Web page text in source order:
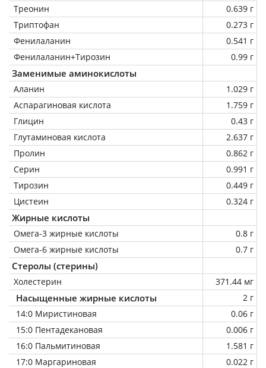
Треонин
0.639 г
Триптофан
0.273 г
Фенилаланин
0.541 г
Фенилаланин+Тирозин
0.99 г
Заменимые аминокислоты
Аланин
1.029 г
Аспарагиновая кислота
1.759 г
Глицин
0.43 г
Глутаминовая кислота
2.637 г
Пролин
0.862 г
Серин
0.991 г
Тирозин
0.449 г
Цистеин
0.324 г
Жирные кислоты
Омега-3 жирные кислоты
0.8 г
Омега-6 жирные кислоты
0.7 г
Стеролы (стерины)
Холестерин 371.44 мг
Насыщенные жирные кислоты
2 г
14:0 Миристиновая
0.06 г
15:0 Пентадекановая
0.006 г
16:0 Пальмитиновая
1.581 г
17:0 Маргариновая
0.022 г